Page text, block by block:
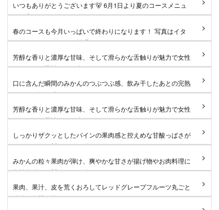
いつもありがとうございます🐻 6月1日より夏のコースメニュ
ーへ変更となります。 仕...
春のコースも今月いっぱいで終わりになります！ 写真はイタ
リアンコースのメイン料理...
芳醇な香りと濃厚な甘味、そして滑らかな舌触りが魅力で女性
はもちろん男性にもお楽し...
口に含んだ瞬間のみかんのつぶつぶ感、飲み干したあとの完熟
みかんの深い味わいがたま...
芳醇な香りと濃厚な甘味、そして滑らかな舌触りが魅力で女性
はもちろん男性にもお楽し...
しっかりザクッとしたパインの果肉感と控えめな甘酸っぱさが
たまりません🐻 #タローズ...
みかんの粒々果肉が弾け、爽やかな甘さが揚げ物やお肉料理に
相性抜群です🐻 #タローズ...
果肉、果汁、皮を荒くおろしてレッドグレープフルーツ丸ごと
使用した甘さ控えめなサワ...